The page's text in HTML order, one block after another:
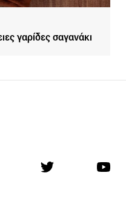
γαρίδες σαγανάκι